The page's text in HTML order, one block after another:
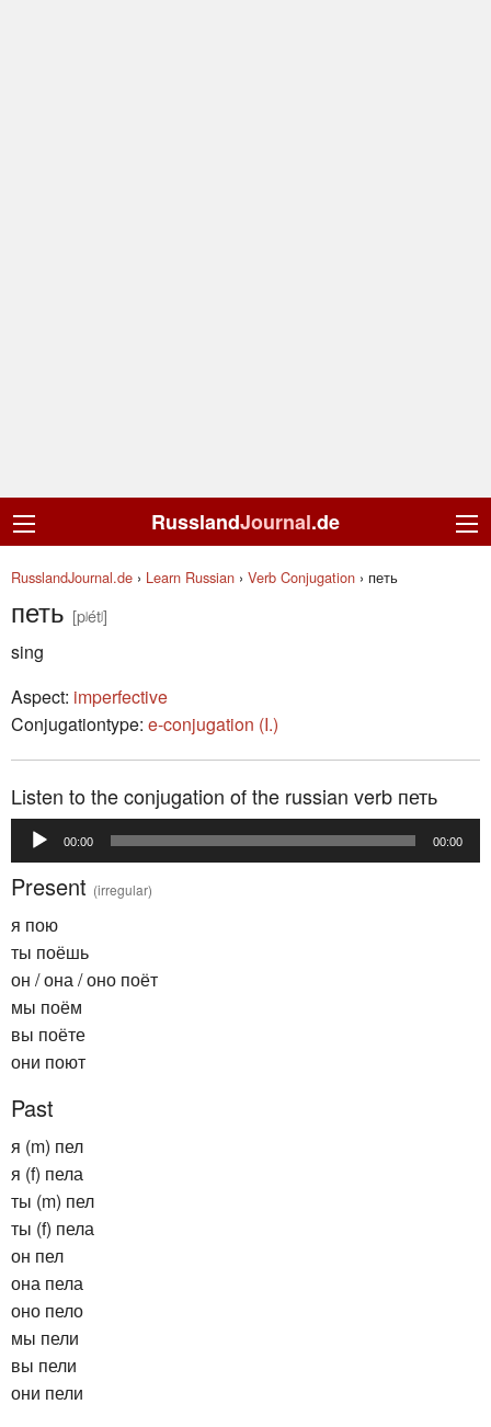
RusslandJournal.de
RusslandJournal.de › Learn Russian › Verb Conjugation › петь
петь [pʲétʲ]
sing
Aspect: imperfective
Conjugationtype: e-conjugation (I.)
Listen to the conjugation of the russian verb петь
Audio
Player
00:00 00:00
Present (irregular)
я пою
ты поёшь
он / она / оно поёт
мы поём
вы поёте
они поют
Past
я (m) пел
я (f) пела
ты (m) пел
ты (f) пела
он пел
она пела
оно пело
мы пели
вы пели
они пели